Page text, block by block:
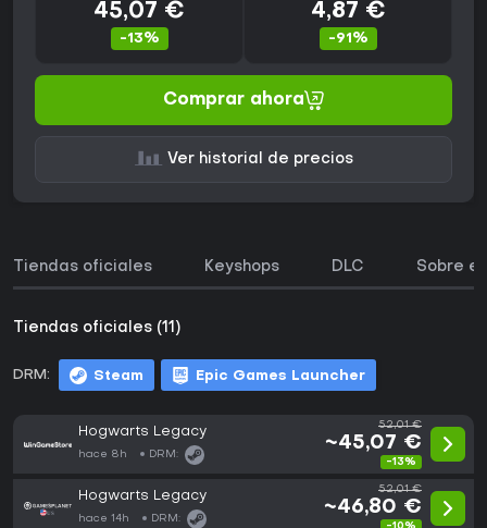
45,07 €
-13%
4,87 €
-91%
Comprar ahora
Ver historial de precios
Tiendas oficiales Keyshops DLC Sobre
Tiendas oficiales (11)
DRM: Steam Epic Games Launcher
Hogwarts Legacy
hace 8h DRM:
52,01 €
~45,07 €
-13%
Hogwarts Legacy
hace 14h DRM:
52,01 €
~46,80 €